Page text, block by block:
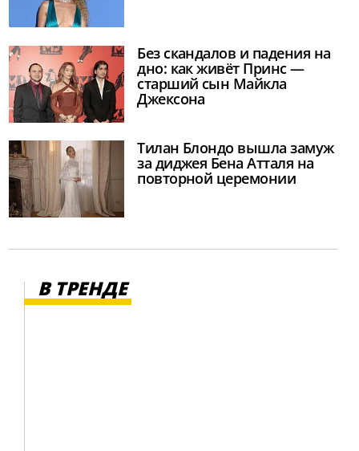
Без скандалов и падения на
дно: как живёт Принс —
старший сын Майкла
Джексона
Тилан Блондо вышла замуж
за диджея Бена Атталя на
повторной церемонии
В ТРЕНДЕ